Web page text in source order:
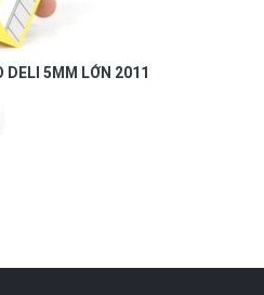
DELI 5MM LỚN 2011